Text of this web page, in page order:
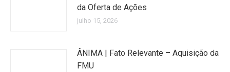
da Oferta de Ações
julho 15, 2026
ÂNIMA | Fato Relevante – Aquisição da
FMU